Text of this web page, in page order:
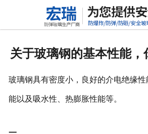
关于玻璃钢的基本性能，
玻璃钢具有密度小，良好的介电绝缘
能以及吸水性、热膨胀性能等。